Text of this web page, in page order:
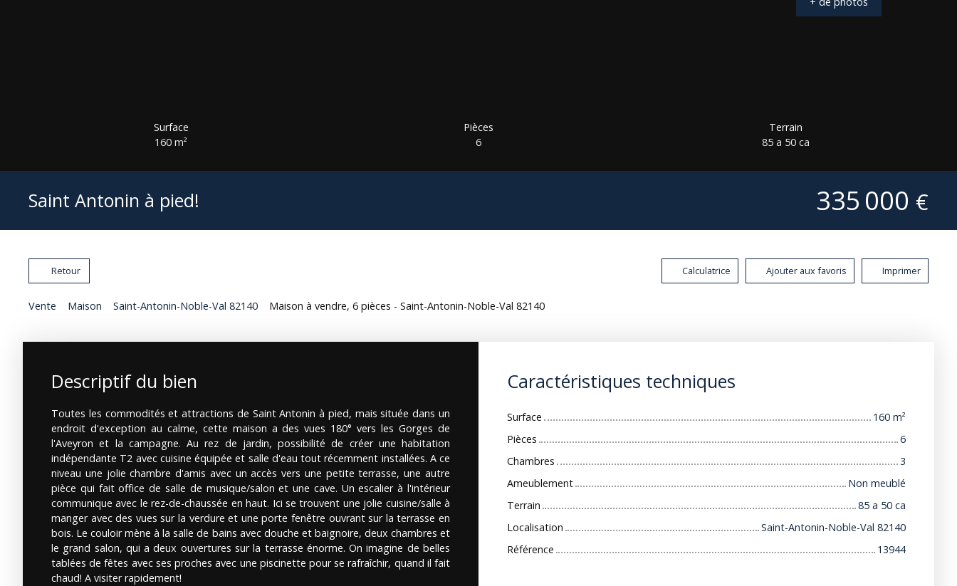
Surface
160m²
Pièces
6
Terrain
85 a 50 ca
Saint Antonin à pied! 335 000 €
Retour Calculatrice Ajouter aux favoris Imprimer
Vente Maison Saint-Antonin-Noble-Val 82140 Maison à vendre, 6 pièces - Saint-Antonin-Noble-Val 82140
Descriptif du bien
Toutes les commodités et attractions de Saint Antonin à pied, mais située dans un
endroit d'exception au calme, cette maison a des vues 180° vers les Gorges de
l'Aveyron et la campagne. Au rez de jardin, possibilité de créer une habitation
indépendante T2 avec cuisine équipée et salle d'eau tout récemment installées. A ce
niveau une jolie chambre d'amis avec un accès vers une petite terrasse, une autre
pièce qui fait office de salle de musique/salon et une cave. Un escalier à l'intérieur
communique avec le rez-de-chaussée en haut. Ici se trouvent une jolie cuisine/salle à
manger avec des vues sur la verdure et une porte fenêtre ouvrant sur la terrasse en
bois. Le couloir mène à la salle de bains avec douche et baignoire, deux chambres et
le grand salon, qui a deux ouvertures sur la terrasse énorme. On imagine de belles
tablées de fêtes avec ses proches avec une piscinette pour se rafraîchir, quand il fait
chaud! A visiter rapidement!
Caractéristiques techniques
Surface 160 m²
Pièces
6
Chambres
3
Ameublement
Non meublé
Terrain
85 a 50 ca
Localisation
Saint-Antonin-Noble-Val 82140
Référence
13944